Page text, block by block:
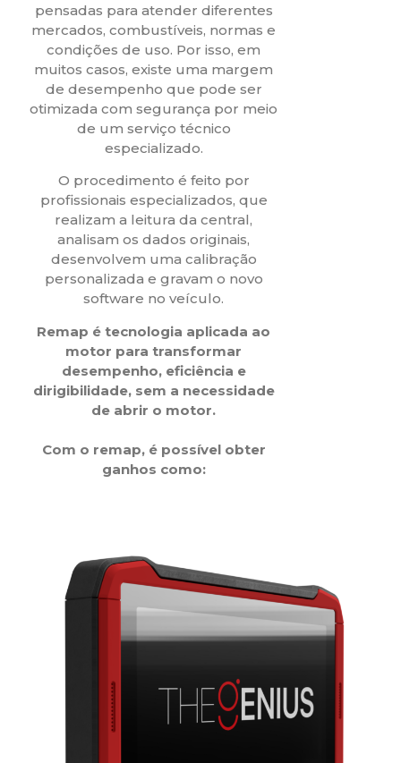
pensadas para atender diferentes
mercados, combustíveis, normas e
condições de uso. Por isso, em
muitos casos, existe uma margem
de desempenho que pode ser
otimizada com segurança por meio
de um serviço técnico
especializado.
O procedimento é feito por
profissionais especializados, que
realizam a leitura da central,
analisam os dados originais,
desenvolvem uma calibração
personalizada e gravam o novo
software no veículo.
Remap é tecnologia aplicada ao
motor para transformar
desempenho, eficiência e
dirigibilidade, sem a necessidade
de abrir o motor.
Com o remap, é possível obter
ganhos como: